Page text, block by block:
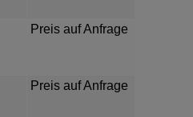
Preis auf Anfrage
Preis auf Anfrage